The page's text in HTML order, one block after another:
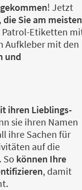
! Jetzt
Sie am meisten
Patrol-Etiketten
Aufkleber mit den
und
ihren Lieblings-
sie ihren Namen
ihre Sachen für
auf die
So können Ihre
, damit